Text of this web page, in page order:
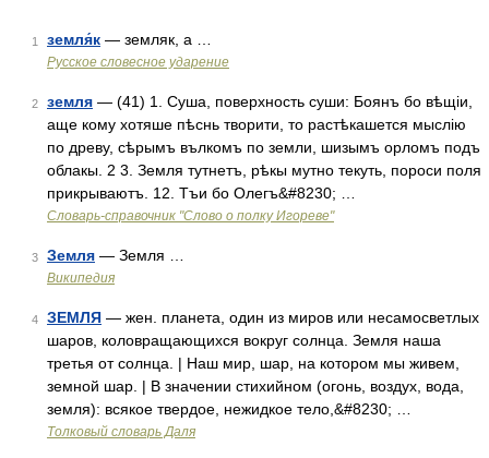
1 земля́к — земляк, а …
Русское словесное ударение
2 земля — (41) 1. Суша, поверхность суши: Боянъ бо вѣщіи,
аще кому хотяше пѣснь творити, то растѣкашется мыслію
по древу, сѣрымъ вълкомъ по земли, шизымъ орломъ подъ
облакы. 2 3. Земля тутнетъ, рѣкы мутно текуть, пороси поля
прикрываютъ. 12. Тъи бо Олегъ&#8230; …
Словарь-справочник "Слово о полку Игореве"
3 Земля — Земля …
Википедия
4 ЗЕМЛЯ — жен. планета, один из миров или несамосветлых
шаров, коловращающихся вокруг солнца. Земля наша
третья от солнца. | Наш мир, шар, на котором мы живем,
земной шар. | В значении стихийном (огонь, воздух, вода,
земля): всякое твердое, нежидкое тело,&#8230; …
Толковый словарь Даля